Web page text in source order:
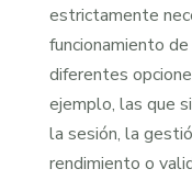
estrictamente
funcionamiento
diferentes
ejemplo, las que
la sesión, la
rendimiento o